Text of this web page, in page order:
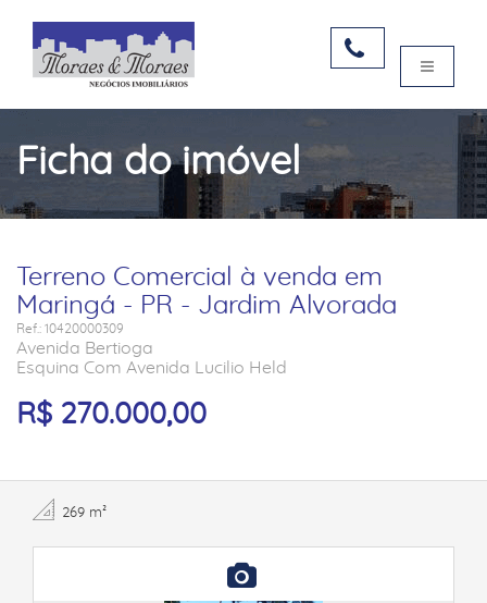
Ficha do imóvel
Terreno Comercial à venda em
Maringá - PR - Jardim Alvorada
Ref.: 10420000309
Avenida Bertioga
Esquina Com Avenida Lucilio Held
R$ 270.000,00
269 m²